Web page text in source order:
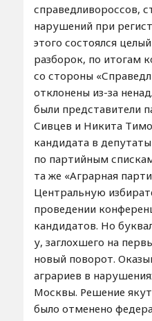
справедливороссов,
нарушений при
этого состоялся
разборок, по итогам
со стороны
отклонены из-за
были представители
Сивцев и Никита
кандидата в
по партийным
та же «Аграрная
Центральную
проведении
кандидатов. Но
у, заглохшего на
новый поворот.
аграриев в
Москвы. Решение
было отменено